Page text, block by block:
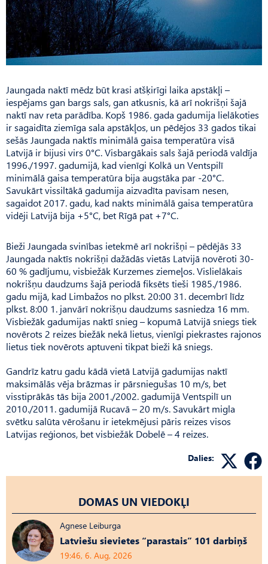
Jaungada naktī mēdz būt krasi atšķirīgi laika apstākļi –
iespējams gan bargs sals, gan atkusnis, kā arī nokrišņi šajā
naktī nav reta parādība. Kopš 1986. gada gadumija lielākoties
ir sagaidīta ziemīga sala apstākļos, un pēdējos 33 gados tikai
sešās Jaungada naktīs minimālā gaisa temperatūra visā
Latvijā ir bijusi virs 0°C. Visbargākais sals šajā periodā valdīja
1996./1997. gadumijā, kad vienīgi Kolkā un Ventspilī
minimālā gaisa temperatūra bija augstāka par -20°C.
Savukārt vissiltākā gadumija aizvadīta pavisam nesen,
sagaidot 2017. gadu, kad nakts minimālā gaisa temperatūra
vidēji Latvijā bija +5°C, bet Rīgā pat +7°C.
Bieži Jaungada svinības ietekmē arī nokrišņi – pēdējās 33
Jaungada naktīs nokrišņi dažādās vietās Latvijā novēroti 30-
60 % gadījumu, visbiežāk Kurzemes ziemeļos. Vislielākais
nokrišņu daudzums šajā periodā fiksēts tieši 1985./1986.
gadu mijā, kad Limbažos no plkst. 20:00 31. decembrī līdz
plkst. 8:00 1. janvārī nokrišņu daudzums sasniedza 16 mm.
Visbiežāk gadumijas naktī snieg – kopumā Latvijā sniegs tiek
novērots 2 reizes biežāk nekā lietus, vienīgi piekrastes rajonos
lietus tiek novērots aptuveni tikpat bieži kā sniegs.
Gandrīz katru gadu kādā vietā Latvijā gadumijas naktī
maksimālās vēja brāzmas ir pārsniegušas 10 m/s, bet
visstiprākās tās bija 2001./2002. gadumijā Ventspilī un
2010./2011. gadumijā Rucavā – 20 m/s. Savukārt migla
svētku salūta vērošanu ir ietekmējusi pāris reizes visos
Latvijas reģionos, bet visbiežāk Dobelē – 4 reizes.
Dalies:
DOMAS UN VIEDOKĻI
Agnese Leiburga
Latviešu sievietes “parastais” 101 darbiņš
19:46, 6. Aug, 2026